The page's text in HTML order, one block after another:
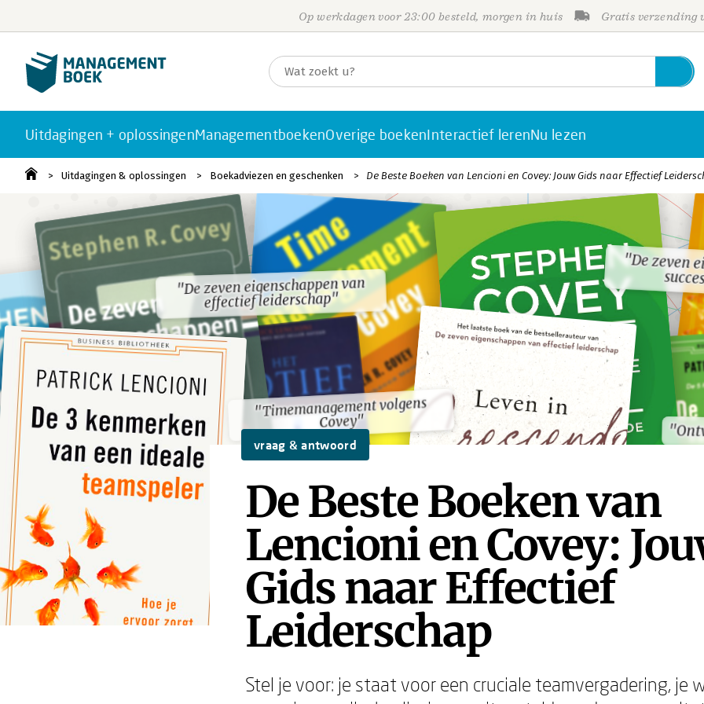
Op werkdagen voor 23:00 besteld, morgen in huis Gratis verzending
Uitdagingen + oplossingenManagementboekenOverige boekenInteractief lerenNu lezen
Uitdagingen & oplossingen Boekadviezen en geschenken De Beste Boeken van Lencioni en Covey: Jouw Gids naar Effectief
"De zeven eigenschappen van
effectief leiderschap"
"De zeven
"Timemanagement volgens
Covey"
"De zeven eigenschappen van
effectief leiderschap"
"De zeven
"Timemanagement volgens
Covey"
vraag & antwoord
De Beste Boeken van
Lencioni en Covey:
Gids naar Effectief
Leiderschap
Stel je voor: je staat voor een cruciale teamvergadering, je